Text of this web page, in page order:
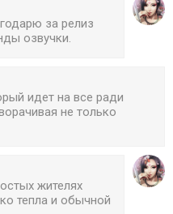
за релиз
озвучки.
идет на все ради
не только
жителях
тепла и обычной